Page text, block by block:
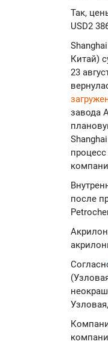
Так,
USD2
Китай)
23
завода
после